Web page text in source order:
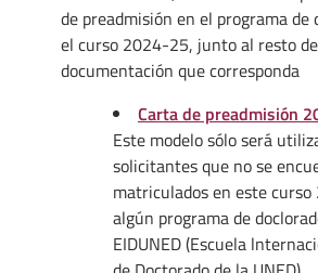
de preadmisión en el programa de
el curso 2024-25, junto al resto de
documentación que corresponda
Carta de preadmisión
Este modelo sólo será
solicitantes que no se
matriculados en este
algún programa de
EIDUNED (Escuela